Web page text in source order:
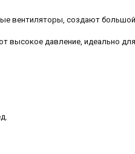
вентиляторы, создают
высокое давление, идеально